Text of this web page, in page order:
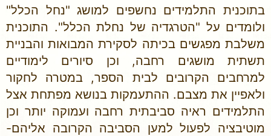
בתוכנית התלמידים נחשפים למושג "נחל הכלל"
ולומדים על "הטרגדיה של נחלת הכלל". התוכנית
משלבת מפגשים בכיתה לסקירת המבואות והבניית
תשתית מושגים רחבה, וכן סיורים לימודיים
למרחבים הקרובים לבית הספר, במטרה לחקור
ולאפיין את מצבם. ההתעמקות בנושא מפתחת אצל
התלמידים ראיה סביבתית רחבה ועמוקה יותר וכן
מוטיבציה לפעול למען הסביבה הקרובה אליהם-